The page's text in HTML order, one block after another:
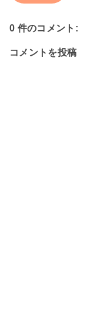
0 件のコメント:
コメントを投稿